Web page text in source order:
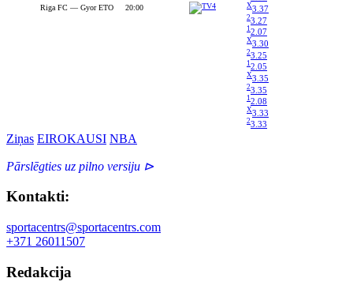
Riga FC — Gyor ETO 20:00 X3.37
23.27
12.07
X3.30
23.25
12.05
X3.35
23.35
12.08
X3.33
23.33
Ziņas EIROKAUSI NBA
Pārslēgties uz pilno versiju ⊳
Kontakti:
sportacentrs@sportacentrs.com
+371 26011507
Redakcija